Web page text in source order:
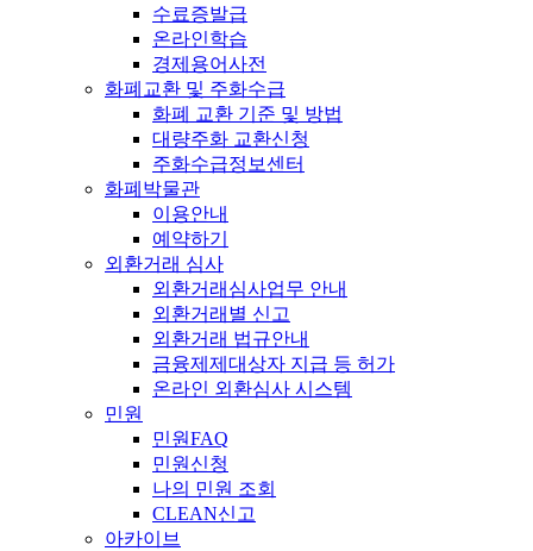
수료증발급
온라인학습
경제용어사전
화폐교환 및 주화수급
화폐 교환 기준 및 방법
대량주화 교환신청
주화수급정보센터
화폐박물관
이용안내
예약하기
외환거래 심사
외환거래심사업무 안내
외환거래별 신고
외환거래 법규안내
금융제제대상자 지급 등 허가
온라인 외환심사 시스템
민원
민원FAQ
민원신청
나의 민원 조회
CLEAN신고
아카이브